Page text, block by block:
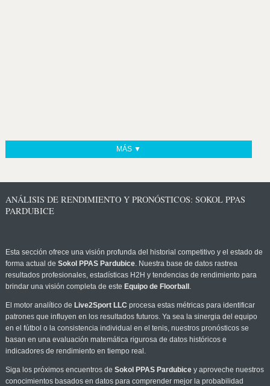
MÁS ▼
ANÁLISIS DE RENDIMIENTO Y PRONÓSTICOS: SOKOL PPAS
PARDUBICE
Esta sección ofrece una visión profunda del historial competitivo y el estado de
forma actual de Sokol PPAS Pardubice. Nuestra base de datos rastrea
resultados profesionales, estadísticas H2H y tendencias de rendimiento para
brindar una visión completa de este Equipo de Floorball .
El motor analítico de Live2Sport LLC procesa estas métricas para identificar
patrones que influyen en los resultados futuros. Ya sea la sinergia del equipo
en el fútbol o la consistencia individual en el tenis, nuestros pronósticos se
basan en una evaluación matemática rigurosa de datos históricos e
indicadores de rendimiento en tiempo real.
Siga los próximos encuentros de Sokol PPAS Pardubicey aproveche nuestros
conocimientos basados en datos para comprender mejor la probabilidad